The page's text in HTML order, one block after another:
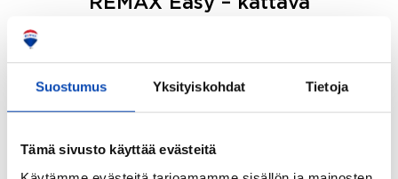
Suostumus Yksityiskohdat Tietoja
Tämä sivusto käyttää evästeitä
ostajille.
Tee ostotoimeksianto ja etsimme juuri